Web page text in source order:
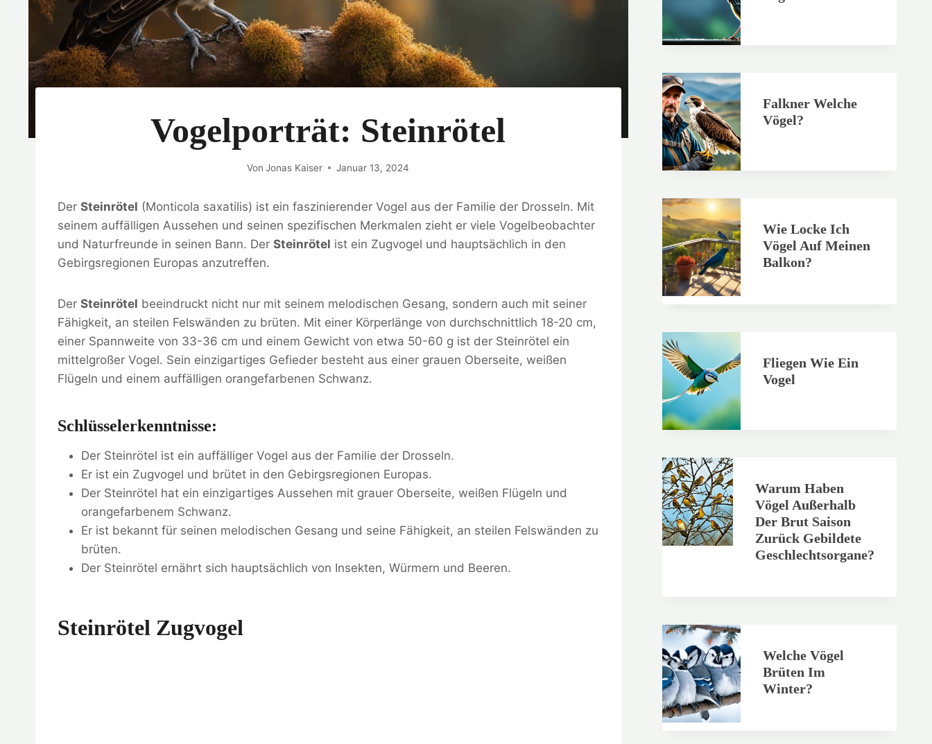
Vogelporträt: Steinrötel
Von Jonas Kaiser Januar 13, 2024
Der Steinrötel (Monticola saxatilis) ist ein faszinierender Vogel aus der Familie der Drosseln. Mit
seinem auffälligen Aussehen und seinen spezifischen Merkmalen zieht er viele Vogelbeobachter
und Naturfreunde in seinen Bann. Der Steinrötel ist ein Zugvogel und hauptsächlich in den
Gebirgsregionen Europas anzutreffen.
Der Steinrötel beeindruckt nicht nur mit seinem melodischen Gesang, sondern auch mit seiner
Fähigkeit, an steilen Felswänden zu brüten. Mit einer Körperlänge von durchschnittlich 18-20 cm,
einer Spannweite von 33-36 cm und einem Gewicht von etwa 50-60 g ist der Steinrötel ein
mittelgroßer Vogel. Sein einzigartiges Gefieder besteht aus einer grauen Oberseite, weißen
Flügeln und einem auffälligen orangefarbenen Schwanz.
Schlüsselerkenntnisse:
Der Steinrötel ist ein auffälliger Vogel aus der Familie der Drosseln.
Er ist ein Zugvogel und brütet in den Gebirgsregionen Europas.
Der Steinrötel hat ein einzigartiges Aussehen mit grauer Oberseite, weißen Flügeln und
orangefarbenem Schwanz.
Er ist bekannt für seinen melodischen Gesang und seine Fähigkeit, an steilen Felswänden zu
brüten.
Der Steinrötel ernährt sich hauptsächlich von Insekten, Würmern und Beeren.
Steinrötel Zugvogel
Falkner Welche
Vögel?
Wie Locke Ich
Vögel Auf Meinen
Balkon?
Fliegen Wie Ein
Vogel
Warum Haben
Vögel Außerhalb
Der Brut Saison
Zurück Gebildete
Geschlechtsorgane?
Welche Vögel
Brüten Im
Winter?